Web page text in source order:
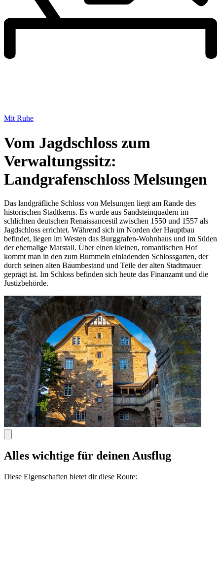
Mit Ruhe
Vom Jagdschloss zum
Verwaltungssitz:
Landgrafenschloss Melsungen
Das landgräfliche Schloss von Melsungen liegt am Rande des
historischen Stadtkerns. Es wurde aus Sandsteinquadern im
schlichten deutschen Renaissancestil zwischen 1550 und 1557 als
Jagdschloss errichtet. Während sich im Norden der Hauptbau
befindet, liegen im Westen das Burggrafen-Wohnhaus und im Süden
der ehemalige Marstall. Über einen kleinen, romantischen Hof
kommt man in den zum Bummeln einladenden Schlossgarten, der
durch seinen alten Baumbestand und Teile der alten Stadtmauer
geprägt ist. Im Schloss befinden sich heute das Finanzamt und die
Justizbehörde.
Alles wichtige für deinen Ausflug
Diese Eigenschaften bietet dir diese Route: